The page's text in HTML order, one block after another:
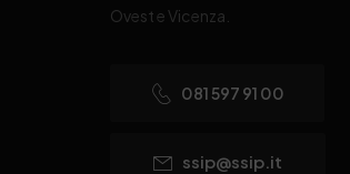
Ovest e Vicenza.
081 597 91 00
ssip@ssip.it